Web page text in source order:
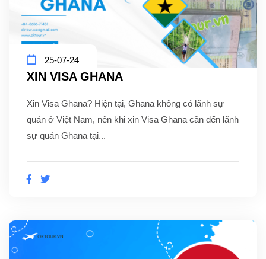
25-07-24
XIN VISA GHANA
Xin Visa Ghana? Hiện tại, Ghana không có lãnh sự
quán ở Việt Nam, nên khi xin Visa Ghana cần đến lãnh
sự quán Ghana tại...